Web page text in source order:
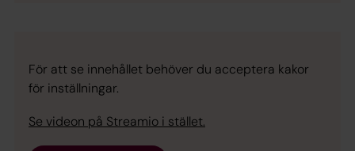
För att se innehållet behöver du acceptera kakor
för inställningar.
Se videon på Streamio i stället.